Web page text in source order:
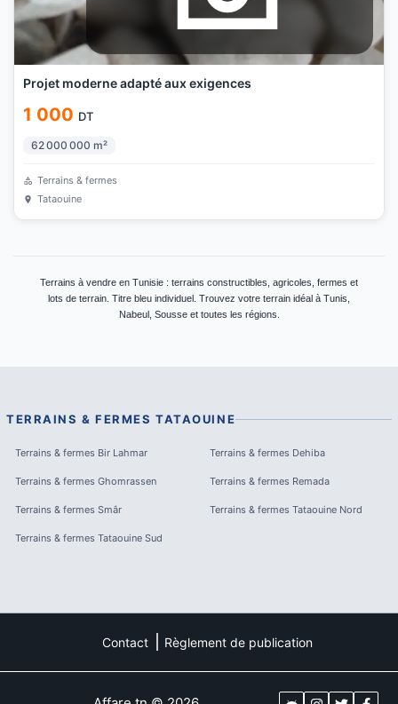
Projet moderne adapté aux exigences
1 000 DT
62 000 000 m²
Terrains & fermes
Tataouine
Terrains à vendre en Tunisie : terrains constructibles, agricoles, fermes et
lots de terrain. Titre bleu individuel. Trouvez votre terrain idéal à Tunis,
Nabeul, Sousse et toutes les régions.
TERRAINS & FERMES TATAOUINE
Terrains & fermes Bir Lahmar Terrains & fermes Dehiba
Terrains & fermes Ghomrassen Terrains & fermes Remada
Terrains & fermes Smâr Terrains & fermes Tataouine Nord
Terrains & fermes Tataouine Sud
Contact Règlement de publication